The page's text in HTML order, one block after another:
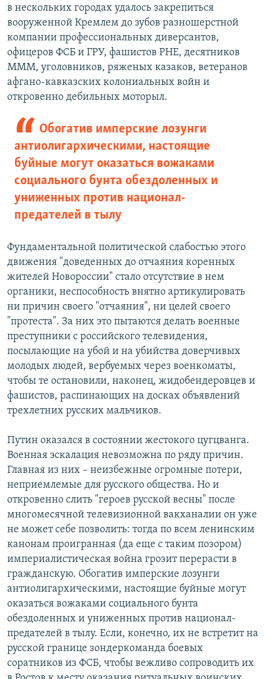
в нескольких городах удалось закрепиться
вооруженной Кремлем до зубов разношерстной
компании профессиональных диверсантов,
офицеров ФСБ и ГРУ, фашистов РНЕ, десятников
МММ, уголовников, ряженых казаков, ветеранов
афгано-кавказских колониальных войн и
откровенно дебильных моторыл.
Обогатив имперские лозунги
антиолигархическими, настоящие
буйные могут оказаться вожаками
социального бунта обездоленных и
униженных против национал-
предателей в тылу
Фундаментальной политической слабостью этого
движения "доведенных до отчаяния коренных
жителей Новороссии" стало отсутствие в нем
органики, неспособность внятно артикулировать
ни причин своего "отчаяния", ни целей своего
"протеста". За них это пытаются делать военные
преступники с российского телевидения,
посылающие на убой и на убийства доверчивых
молодых людей, вербуемых через военкоматы,
чтобы те остановили, наконец, жидобендеровцев и
фашистов, распинающих на досках объявлений
трехлетних русских мальчиков.
Путин оказался в состоянии жестокого цугцванга.
Военная эскалация невозможна по ряду причин.
Главная из них – неизбежные огромные потери,
неприемлемые для русского общества. Но и
откровенно слить "героев русской весны" после
многомесячной телевизионной вакханалии он уже
не может себе позволить: тогда по всем ленинским
канонам проигранная (да еще с таким позором)
империалистическая война грозит перерасти в
гражданскую. Обогатив имперские лозунги
антиолигархическими, настоящие буйные могут
оказаться вожаками социального бунта
обездоленных и униженных против национал-
предателей в тылу. Если, конечно, их не встретит на
русской границе зондеркоманда боевых
соратников из ФСБ, чтобы вежливо сопроводить их